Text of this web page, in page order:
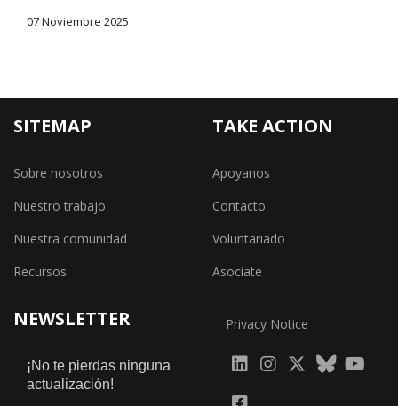
07 Noviembre 2025
SITEMAP
Sobre nosotros
Nuestro trabajo
Nuestra comunidad
Recursos
TAKE ACTION
Apoyanos
Contacto
Voluntariado
Asociate
NEWSLETTER
¡No te pierdas ninguna
actualización!
Privacy Notice
fab
fa-
fab fab